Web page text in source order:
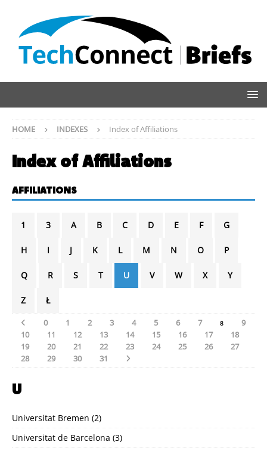
HOME INDEXES Index of Affiliations
Index of Affiliations
AFFILIATIONS
1 3 A B C D E F G
H I J K L M N O P
Q R S T U V W X Y
Z Ł
0 1 2 3 4 5 6 7 8
9
10
11 12 13 14 15 16 17
18
19
20 21 22 23 24 25 26
27
28
29 30 31
U
Universitat Bremen (2)
Universitat de Barcelona (3)